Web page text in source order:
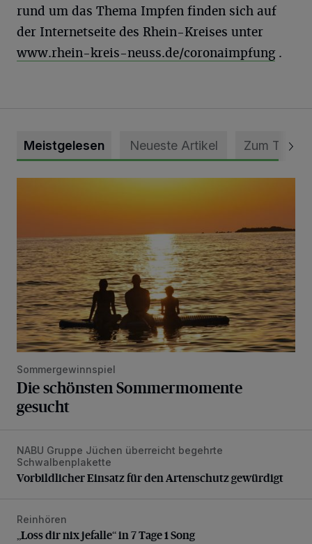
rund um das Thema Impfen finden sich auf
der Internetseite des Rhein-Kreises unter
www.rhein-kreis-neuss.de/coronaimpfung.
Meistgelesen Neueste Artikel Zum Thema
Die schönsten Sommermomente gesucht
Sommergewinnspiel
Die schönsten Sommermomente
gesucht
Vorbildlicher Einsatz für den Artenschutz gewürdigt
NABU Gruppe Jüchen überreicht begehrte
Schwalbenplakette
Vorbildlicher Einsatz für den Artenschutz gewürdigt
„Loss dir nix jefalle“ in 7 Tage 1 Song
Reinhören
„Loss dir nix jefalle“ in 7 Tage 1 Song